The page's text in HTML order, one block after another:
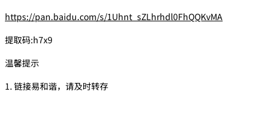
https://pan.baidu.com/s/1Uhnt_sZLhrhdl0FhQQKvMA
提取码:h7x9
温馨提示
1. 链接易和谐，请及时转存